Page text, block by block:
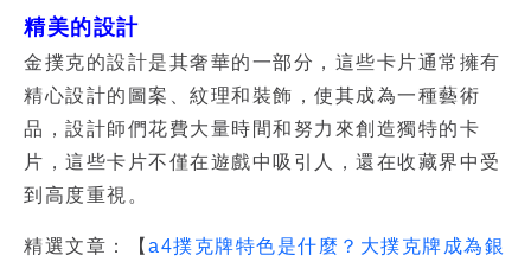
精美的設計
金撲克的設計是其奢華的一部分，這些卡片通常擁有
精心設計的圖案、紋理和裝飾，使其成為一種藝術
品，設計師們花費大量時間和努力來創造獨特的卡
片，這些卡片不僅在遊戲中吸引人，還在收藏界中受
到高度重視。
精選文章：【 a4撲克牌特色是什麼？大撲克牌成為銀